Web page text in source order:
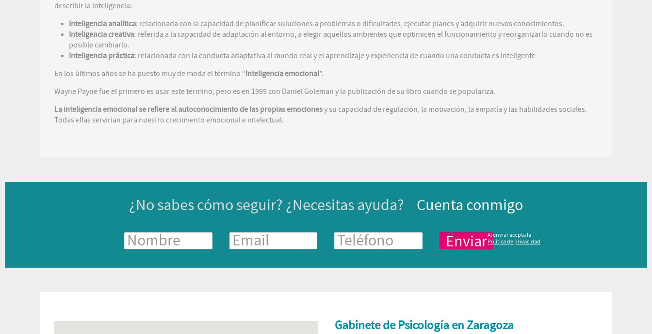
describir la inteligencia:
Inteligencia analítica: relacionada con la capacidad de planificar soluciones a problemas o dificultades, ejecutar planes y adquirir nuevos conocimientos.
Inteligencia creativa: referida a la capacidad de adaptación al entorno, a elegir aquellos ambientes que optimicen el funcionamiento y reorganizarlo cuando no es
posible cambiarlo.
Inteligencia práctica: relacionada con la conducta adaptativa al mundo real y el aprendizaje y experiencia de cuando una conducta es inteligente
En los últimos años se ha puesto muy de moda el término “Inteligencia emocional”.
Wayne Payne fue el primero es usar este término, pero es en 1995 con Daniel Goleman y la publicación de su libro cuando se populariza.
La inteligencia emocional se refiere al autoconocimiento de las propias emocionesy su capacidad de regulación, la motivación, la empatía y las habilidades sociales.
Todas ellas servirían para nuestro crecimiento emocional e intelectual.
¿No sabes cómo seguir? ¿Necesitas ayuda? Cuenta conmigo
Al enviar acepta la
Política de privacidad
Gabinete de Psicología en Zaragoza